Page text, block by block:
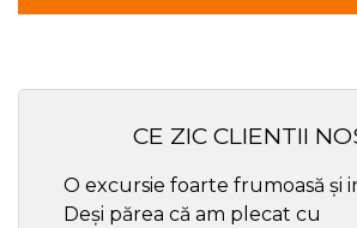
CE ZIC CLIENTII
O excursie foarte frumoasă și
Deși părea că am plecat cu